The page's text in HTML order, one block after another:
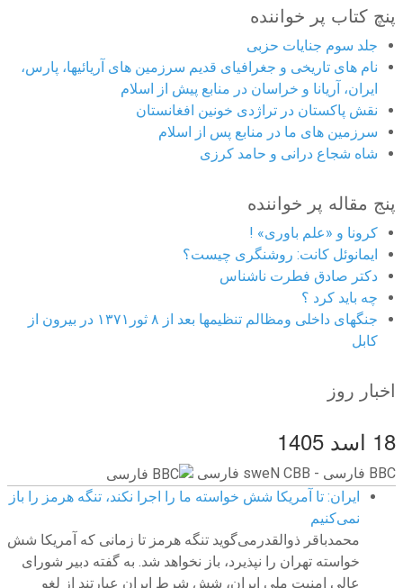
پنچ کتاب پر خواننده
جلد سوم جنایات حزبی
نام های تاریخی و جغرافیای قدیم سرزمین های آریائیها، پارس،
ایران، آریانا و خراسان در منابع پیش از اسلام
نقش پاکستان در تراژدی خونین افغانستان
سرزمین های ما در منابع پس از اسلام
شاه شجاع درانی و حامد کرزی
پنج مقاله پر خواننده
کرونا و «علم باوری» !
ایمانوئل کانت: روشنگری چیست؟
دکتر صادق فطرت ناشناس
چه باید کرد ؟
جنگهای داخلی ومظالم تنظیمها بعد از ۸ ثور۱۳۷۱ در بیرون از
کابل
اخبار روز
18 اسد 1405
BBC ‮فارسی - BBC News فارسی
ایران: تا آمریکا شش خواسته ما را اجرا نکند، تنگه هرمز را باز
نمی‌کنیم
محمدباقر ذوالقدرمی‌گوید تنگه هرمز تا زمانی که آمریکا شش
خواسته تهران را نپذیرد، باز نخواهد شد. به گفته دبیر شورای
عالی امنیت ملی ایران، شش شرط ایران عبارتند از لغو